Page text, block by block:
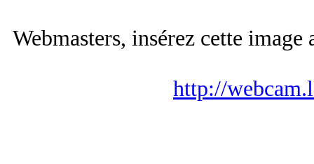
Webmasters, insérez cette
http://